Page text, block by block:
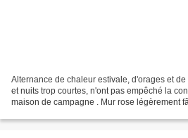
Alternance de chaleur estivale, d'orages et
et nuits trop courtes, n'ont pas empêché la
maison de campagne . Mur rose légèrement